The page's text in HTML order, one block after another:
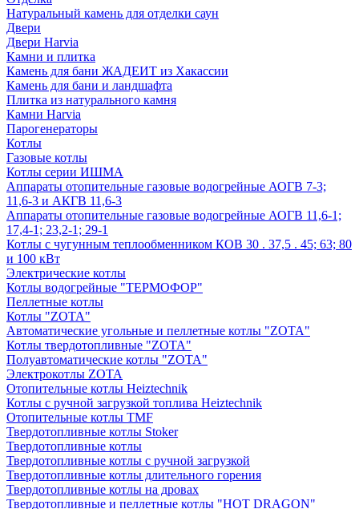
Натуральный камень для отделки саун
Двери
Двери Harvia
Камни и плитка
Камень для бани ЖАДЕИТ из Хакассии
Камень для бани и ландшафта
Плитка из натурального камня
Камни Harvia
Парогенераторы
Котлы
Газовые котлы
Котлы серии ИШМА
Аппараты отопительные газовые водогрейные АОГВ 7-3;
11,6-3 и АКГВ 11,6-3
Аппараты отопительные газовые водогрейные АОГВ 11,6-1;
17,4-1; 23,2-1; 29-1
Котлы с чугунным теплообменником КОВ 30 . 37,5 . 45; 63; 80
и 100 кВт
Электрические котлы
Котлы водогрейные "ТЕРМОФОР"
Пеллетные котлы
Котлы "ZOTA"
Автоматические угольные и пеллетные котлы "ZOTA"
Котлы твердотопливные "ZOTA"
Полуавтоматические котлы "ZOTA"
Электрокотлы ZOTA
Отопительные котлы Heiztechnik
Котлы с ручной загрузкой топлива Heiztechnik
Отопительные котлы TMF
Твердотопливные котлы Stoker
Твердотопливные котлы
Твердотопливные котлы с ручной загрузкой
Твердотопливные котлы длительного горения
Твердотопливные котлы на дровах
Твердотопливные и пеллетные котлы "HOT DRAGON"